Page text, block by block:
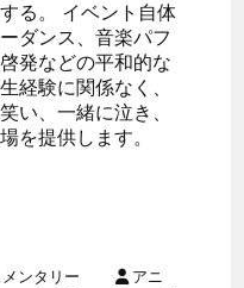
る。 イベント自体
ダンス、音楽パフ
発などの平和的な
経験に関係なく、
い、一緒に泣き、
を提供します。
メンタリー
アニ